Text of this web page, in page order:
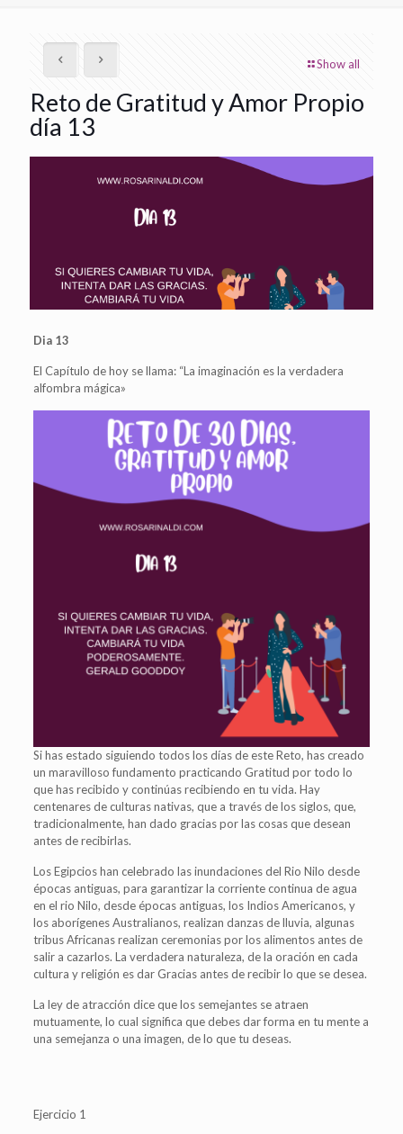
Show all
Reto de Gratitud y Amor Propio
día 13
Dia 13
El Capítulo de hoy se llama: “La imaginación es la verdadera
alfombra mágica»
Si has estado siguiendo todos los días de este Reto, has creado
un maravilloso fundamento practicando Gratitud por todo lo
que has recibido y continúas recibiendo en tu vida. Hay
centenares de culturas nativas, que a través de los siglos, que,
tradicionalmente, han dado gracias por las cosas que desean
antes de recibirlas.
Los Egipcios han celebrado las inundaciones del Rio Nilo desde
épocas antiguas, para garantizar la corriente continua de agua
en el rio Nilo, desde épocas antiguas, los Indios Americanos, y
los aborígenes Australianos, realizan danzas de lluvia, algunas
tribus Africanas realizan ceremonias por los alimentos antes de
salir a cazarlos. La verdadera naturaleza, de la oración en cada
cultura y religión es dar Gracias antes de recibir lo que se desea.
La ley de atracción dice que los semejantes se atraen
mutuamente, lo cual significa que debes dar forma en tu mente a
una semejanza o una imagen, de lo que tu deseas.
Ejercicio 1